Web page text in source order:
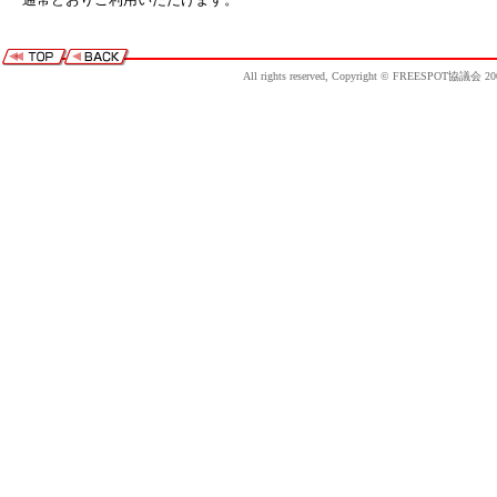
All rights reserved, Copyright © FREESPOT協議会